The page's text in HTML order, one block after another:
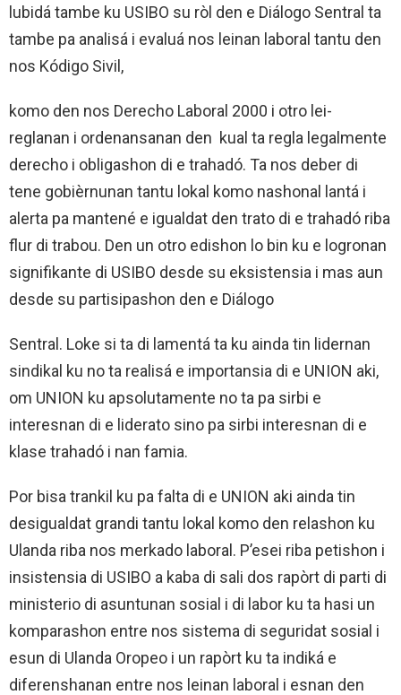
lubidá tambe ku USIBO su ròl den e Diálogo Sentral ta
tambe pa analisá i evaluá nos leinan laboral tantu den
nos Kódigo Sivil,
komo den nos Derecho Laboral 2000 i otro lei-
reglanan i ordenansanan den kual ta regla legalmente
derecho i obligashon di e trahadó. Ta nos deber di
tene gobièrnunan tantu lokal komo nashonal lantá i
alerta pa mantené e igualdat den trato di e trahadó riba
flur di trabou. Den un otro edishon lo bin ku e logronan
signifikante di USIBO desde su eksistensia i mas aun
desde su partisipashon den e Diálogo
Sentral. Loke si ta di lamentá ta ku ainda tin lidernan
sindikal ku no ta realisá e importansia di e UNION aki,
om UNION ku apsolutamente no ta pa sirbi e
interesnan di e liderato sino pa sirbi interesnan di e
klase trahadó i nan famia.
Por bisa trankil ku pa falta di e UNION aki ainda tin
desigualdat grandi tantu lokal komo den relashon ku
Ulanda riba nos merkado laboral. P’esei riba petishon i
insistensia di USIBO a kaba di sali dos rapòrt di parti di
ministerio di asuntunan sosial i di labor ku ta hasi un
komparashon entre nos sistema di seguridat sosial i
esun di Ulanda Oropeo i un rapòrt ku ta indiká e
diferenshanan entre nos leinan laboral i esnan den